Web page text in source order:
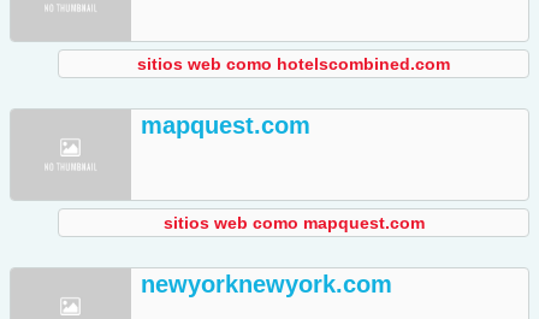
sitios web como hotelscombined.com
mapquest.com
sitios web como mapquest.com
newyorknewyork.com